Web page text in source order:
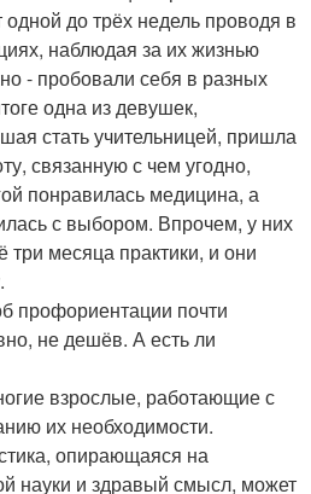
до трёх недель проводя в
наблюдая за их жизнью
- пробовали себя в разных
одна из девушек,
стать учительницей, пришла
связанную с чем угодно,
понравилась медицина, а
с выбором. Впрочем, у них
месяца практики, и они
профориентации почти
не дешёв. А есть ли
взрослые, работающие с
их необходимости.
опирающаяся на
науки и здравый смысл, может